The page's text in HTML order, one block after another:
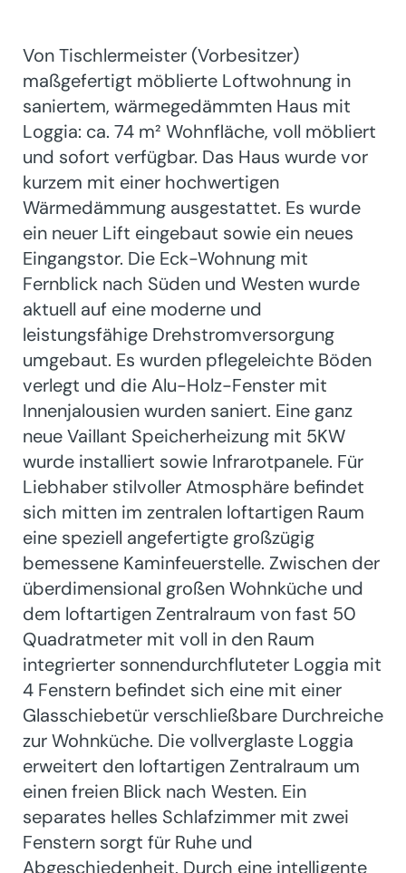
Von Tischlermeister (Vorbesitzer)
maßgefertigt möblierte Loftwohnung in
saniertem, wärmegedämmten Haus mit
Loggia: ca. 74 m² Wohnfläche, voll möbliert
und sofort verfügbar. Das Haus wurde vor
kurzem mit einer hochwertigen
Wärmedämmung ausgestattet. Es wurde
ein neuer Lift eingebaut sowie ein neues
Eingangstor. Die Eck-Wohnung mit
Fernblick nach Süden und Westen wurde
aktuell auf eine moderne und
leistungsfähige Drehstromversorgung
umgebaut. Es wurden pflegeleichte Böden
verlegt und die Alu-Holz-Fenster mit
Innenjalousien wurden saniert. Eine ganz
neue Vaillant Speicherheizung mit 5KW
wurde installiert sowie Infrarotpanele. Für
Liebhaber stilvoller Atmosphäre befindet
sich mitten im zentralen loftartigen Raum
eine speziell angefertigte großzügig
bemessene Kaminfeuerstelle. Zwischen der
überdimensional großen Wohnküche und
dem loftartigen Zentralraum von fast 50
Quadratmeter mit voll in den Raum
integrierter sonnendurchfluteter Loggia mit
4 Fenstern befindet sich eine mit einer
Glasschiebetür verschließbare Durchreiche
zur Wohnküche. Die vollverglaste Loggia
erweitert den loftartigen Zentralraum um
einen freien Blick nach Westen. Ein
separates helles Schlafzimmer mit zwei
Fenstern sorgt für Ruhe und
Abgeschiedenheit. Durch eine intelligente